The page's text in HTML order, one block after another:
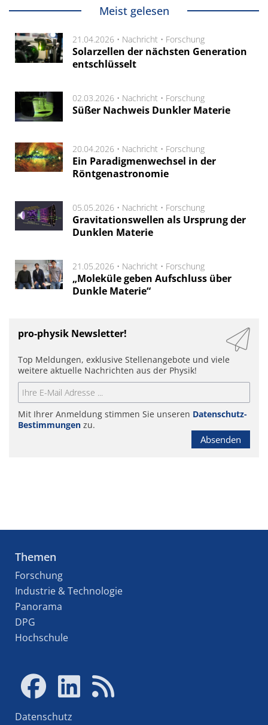
Meist gelesen
21.04.2026 • Nachricht • Forschung
Solarzellen der nächsten Generation
entschlüsselt
02.03.2026 • Nachricht • Forschung
Süßer Nachweis Dunkler Materie
20.04.2026 • Nachricht • Forschung
Ein Paradigmenwechsel in der
Röntgenastronomie
05.05.2026 • Nachricht • Forschung
Gravitationswellen als Ursprung der
Dunklen Materie
21.05.2026 • Nachricht • Forschung
„Moleküle geben Aufschluss über
Dunkle Materie“
pro-physik Newsletter!
Top Meldungen, exklusive Stellenangebote und viele
weitere aktuelle Nachrichten aus der Physik!
Mit Ihrer Anmeldung stimmen Sie unseren Datenschutz-
Bestimmungen zu.
Absenden
Themen
Forschung
Industrie & Technologie
Panorama
DPG
Hochschule
Datenschutz